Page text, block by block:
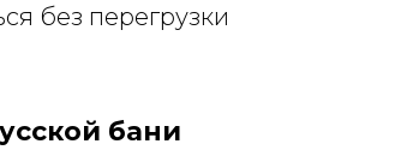
без перегрузки
бани